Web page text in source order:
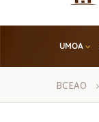
UMOA
Fil
BCEAO